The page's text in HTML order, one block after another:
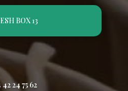
BOX 13
24 75 62